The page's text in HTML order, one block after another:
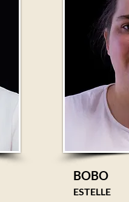
BOBO
ESTELLE